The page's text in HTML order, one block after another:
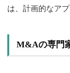
は、計画的なア
M&Aの専門